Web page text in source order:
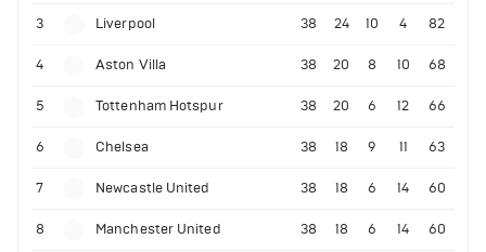
3 Liverpool 38 24 10 4 82
4 Aston Villa 38 20 8 10 68
5 Tottenham Hotspur 38 20 6 12 66
6 Chelsea 38 18 9 11 63
7 Newcastle United 38 18 6 14 60
8 Manchester United 38 18 6 14 60